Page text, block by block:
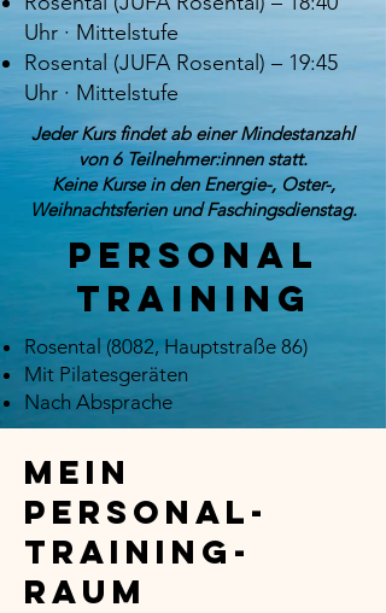
Uhr · Mittelstufe
Rosental (JUFA Rosental) – 19:45
Uhr · Mittelstufe
Jeder Kurs findet ab einer Mindestanzahl
von 6 Teilnehmer:innen statt.
Keine Kurse in den Energie-, Oster-,
Weihnachtsferien und Faschingsdienstag.
Personal
Training
Rosental (8082, Hauptstraße 86)
Mit Pilatesgeräten
Nach Absprache
Mein
Personal-
Training-
Raum